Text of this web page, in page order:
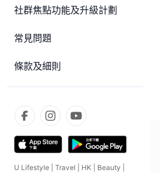
社群焦點功能及升級計劃
常見問題
條款及細則
U Lifestyle Travel HK Beauty